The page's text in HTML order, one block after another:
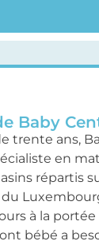
Baby
trente ans,
en
répartis
à la
bébé a